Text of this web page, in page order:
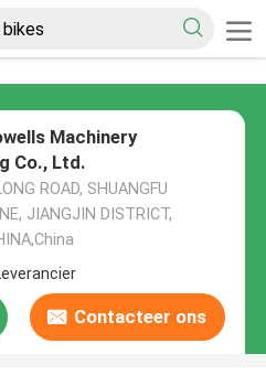
Machinery
Co., Ltd.
ROAD, SHUANGFU
JIANGJIN DISTRICT,
Contacteer ons